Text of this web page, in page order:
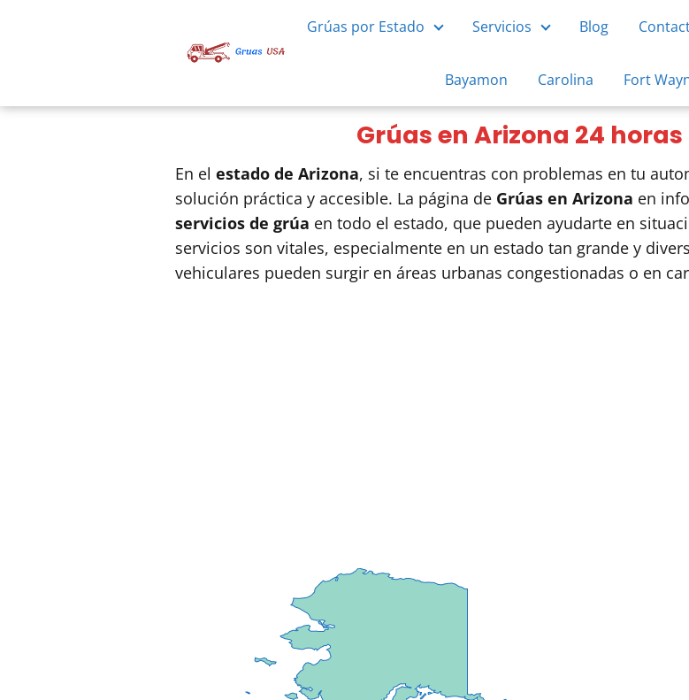
Grúas por Estado Servicios Blog
Bayamon Carolina Fort
Grúas en Arizona 24 horas
En el estado de Arizona, si te encuentras con problemas en tu
solución práctica y accesible. La página de Grúas en Arizona en
servicios de grúa en todo el estado, que pueden ayudarte en
servicios son vitales, especialmente en un estado tan grande y
vehiculares pueden surgir en áreas urbanas congestionadas o en